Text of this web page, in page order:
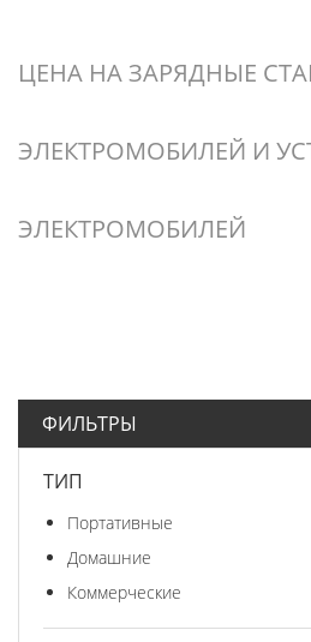
ЦЕНА НА ЗАРЯДНЫЕ
ЭЛЕКТРОМОБИЛЕЙ И
ЭЛЕКТРОМОБИЛЕЙ
ФИЛЬТРЫ
ТИП
Портативные
Домашние
Коммерческие